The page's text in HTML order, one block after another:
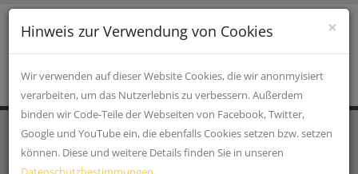
×
Hinweis zur Verwendung von Cookies
Wir verwenden auf dieser Website Cookies, die wir anonmyisiert
verarbeiten, um das Nutzerlebnis zu verbessern. Außerdem
binden wir Code-Teile der Webseiten von Facebook, Twitter,
Google und YouTube ein, die ebenfalls Cookies setzen bzw. setzen
können. Diese und weitere Details finden Sie in unseren
STARTSEITE
Gastronomie / Hotels